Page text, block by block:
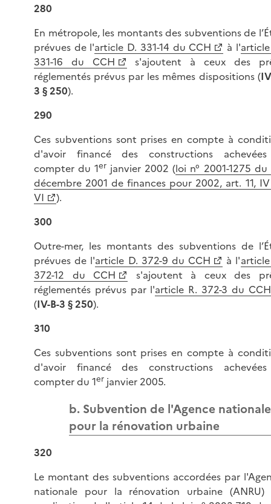
280
En métropole, les montants des subventions de
prévues de l'article D. 331-14 du CCH à l'
331-16 du CCH
s'ajoutent à ceux des
réglementés prévus par les mêmes dispositions (
3 § 250).
290
Ces subventions sont prises en compte à
d'avoir financé des constructions
compter du 1er janvier 2002 (loi n° 2001-1275
décembre 2001 de finances pour 2002, art. 11,
VI
).
300
Outre-mer, les montants des subventions de
prévues de l'article D. 372-9 du CCH à l'
372-12 du CCH
s'ajoutent à ceux des
réglementés prévus par l'article R. 372-3 du CCH
(IV-B-3 § 250).
310
Ces subventions sont prises en compte à
d'avoir financé des constructions
compter du 1er janvier 2005.
b. Subvention de l'Agence nationale
pour la rénovation urbaine
320
Le montant des subventions accordées par
nationale pour la rénovation urbaine (ANRU)